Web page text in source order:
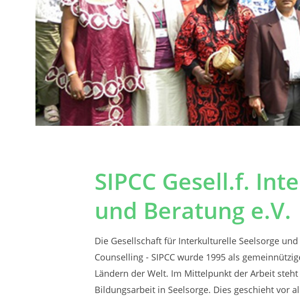
SIPCC Gesell.f.
und Beratung e.V.
Die Gesellschaft für Interkulturelle Seelsorge
Counselling - SIPCC wurde 1995 als
Ländern der Welt. Im Mittelpunkt der Arbeit
Bildungsarbeit in Seelsorge. Dies geschieht vor